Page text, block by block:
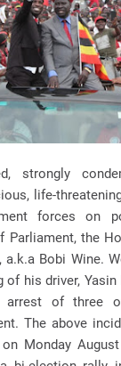
strongly
life-
forces on
Parliament, the
a.k.a Bobi Wine.
his driver, Yasin
of three
The above
Monday